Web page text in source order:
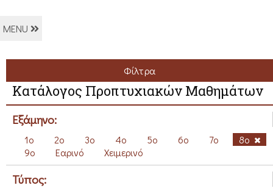
MENU
Φίλτρα
Κατάλογος Προπτυχιακών Μαθημάτων
Εξάμηνο:
1ο 2ο 3ο 4ο 5ο 6ο 7ο
8ο
9ο
Εαρινό Χειμερινό
Τύπος: